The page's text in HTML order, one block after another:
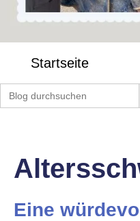
Startseite
Search
for:
Eine